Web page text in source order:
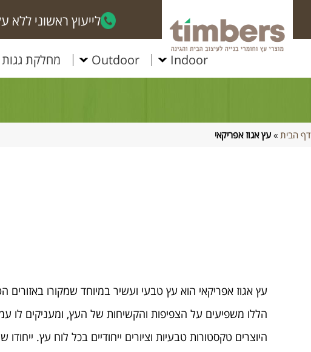
לייעוץ ראשוני ללא עלות
Indoor
Outdoor מחלקת גגות
דף הבית » עץ אגוז אפריקאי
עץ אגוז אפריקאי הוא עץ טבעי ועשיר במיוחד שמקורו
הללו משפיעים על הצפיפות והקשיחות של העץ, ומעניקים לו
היוצרים טקסטורות טבעיות וציורים ייחודיים בכל לוח עץ.